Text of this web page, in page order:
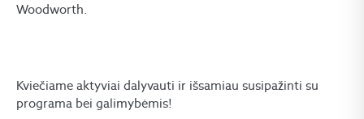
Woodworth.
Kviečiame aktyviai dalyvauti ir išsamiau susipažinti su
programa bei galimybėmis!